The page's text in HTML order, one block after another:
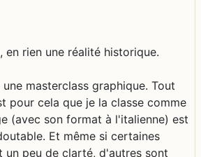
rien une réalité historique.
masterclass graphique. Tout
pour cela que je la classe comme
(avec son format à l'italienne) est
Et même si certaines
un peu de clarté, d'autres sont